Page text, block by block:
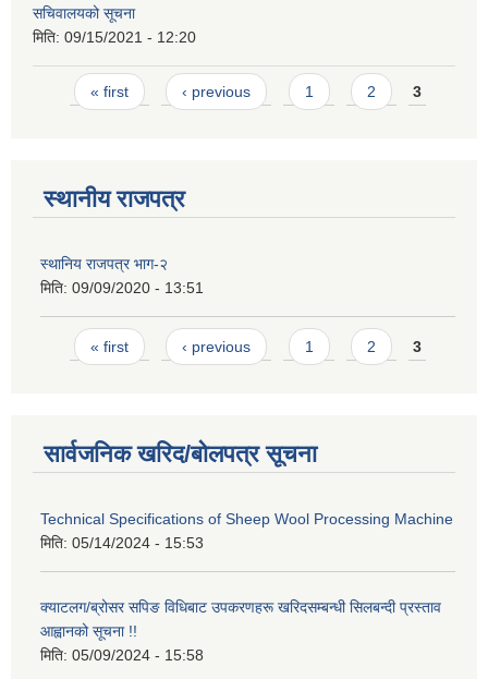
सचिवालयको सूचना
मिति: 09/15/2021 - 12:20
Pages
« first ‹ previous 1 2 3
स्थानीय राजपत्र
स्थानिय राजपत्र भाग-२
मिति: 09/09/2020 - 13:51
Pages
« first ‹ previous 1 2 3
सार्वजनिक खरिद/बोलपत्र सूचना
Technical Specifications of Sheep Wool Processing Machine
मिति: 05/14/2024 - 15:53
क्याटलग/ब्रोसर सपिङ विधिबाट उपकरणहरू खरिदसम्बन्धी सिलबन्दी प्रस्ताव
आह्वानको सूचना !!
मिति: 05/09/2024 - 15:58